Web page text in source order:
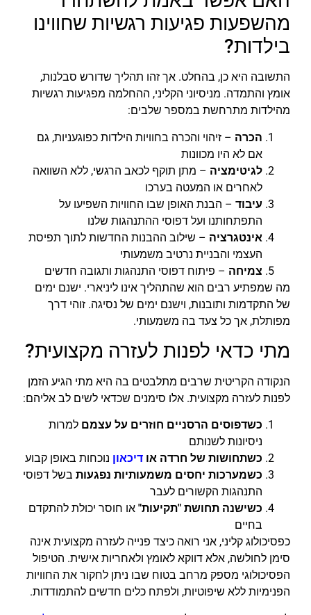
מהשפעות פגיעות רגשיות שחווינו
בילדות?
התשובה היא כן, בהחלט. אך זהו תהליך שדורש סבלנות,
אומץ והתמדה. מניסיוני הקליני, ההחלמה מפגיעות רגשיות
מהילדות מתרחשת במספר שלבים:
הכרה – זיהוי והכרה בחוויות הילדות כפוגעניות, גם
אם לא היו מכוונות
לגיטימציה – מתן תוקף לכאב הרגשי, ללא השוואה
לאחרים או המעטה בערכו
עיבוד – הבנת האופן שבו החוויות השפיעו על
התפתחותנו ועל דפוסי ההתנהגות שלנו
אינטגרציה – שילוב ההבנות החדשות לתוך תפיסת
העצמי והבניית נרטיב משמעותי
צמיחה – פיתוח דפוסי התנהגות ותגובה חדשים
מה שמפתיע רבים הוא שהתהליך אינו ליניארי. ישנם ימים
של התקדמות ותובנות, וישנם ימים של נסיגה. זוהי דרך
מפותלת, אך כל צעד בה משמעותי.
מתי כדאי לפנות לעזרה מקצועית?
הנקודה הקריטית שרבים מתלבטים בה היא מתי הגיע הזמן
לפנות לעזרה מקצועית. אלו סימנים שכדאי לשים לב אליהם:
כשדפוסים הרסניים חוזרים על עצמם למרות
ניסיונות לשנותם
כשתחושות של חרדה או דיכאון נוכחות באופן קבוע
כשמערכות יחסים משמעותיות נפגעות בשל דפוסי
התנהגות הקשורים לעבר
כשישנה תחושת "תקיעות" או חוסר יכולת להתקדם
בחיים
כפסיכולוג קליני, אני רואה כיצד פנייה לעזרה מקצועית אינה
סימן לחולשה, אלא דווקא לאומץ ולאחריות אישית. הטיפול
הפסיכולוגי מספק מרחב בטוח שבו ניתן לחקור את החוויות
הפנימיות ללא שיפוטיות, ולפתח כלים חדשים להתמודדות.